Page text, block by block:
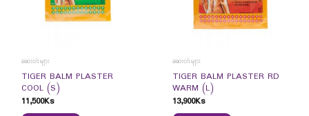
ဆေးဝါးများ
TIGER BALM PLASTER
COOL (S)
11,500Ks
ဆေးဝါးများ
TIGER BALM PLASTER RD
WARM (L)
13,900Ks